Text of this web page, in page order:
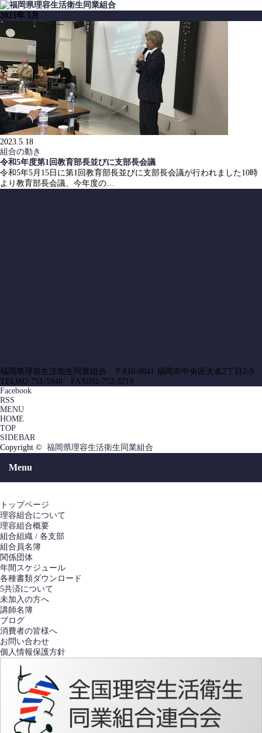
2023年 5月
2023.5.18
組合の動き
令和5年度第1回教育部長並びに支部長会議
令和5年5月15日に第1回教育部長並びに支部長会議が行われました10時
より教育部長会議、今年度の…
福岡県理容生活衛生同業組合 〒810-0041 福岡市中央区大名2丁目2-9
TEL092-751-5948 FAX092-752-3219
Facebook
RSS
MENU
HOME
TOP
SIDEBAR
Copyright © 福岡県理容生活衛生同業組合
Menu
トップページ
理容組合について
理容組合概要
組合組織 / 各支部
組合員名簿
関係団体
年間スケジュール
各種書類ダウンロード
5共済について
未加入の方へ
講師名簿
ブログ
消費者の皆様へ
お問い合わせ
個人情報保護方針